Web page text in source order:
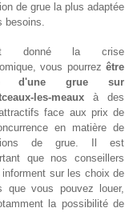
de grue la plus adaptée
besoins.
donné la crise
vous pourrez être
d'une grue sur
les-meaux à des
face aux prix de
en matière de
de grue. Il est
que nos conseillers
informent sur les choix de
que vous pouvez louer,
la possibilité de